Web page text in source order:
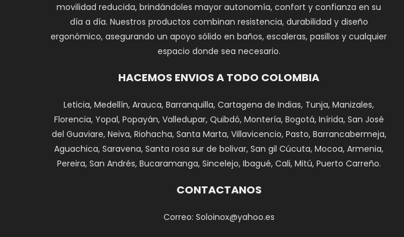
movilidad reducida, brindándoles mayor autonomía, confort y confianza en su
día a día. Nuestros productos combinan resistencia, durabilidad y diseño
ergonómico, asegurando un apoyo sólido en baños, escaleras, pasillos y cualquier
espacio donde sea necesario.
HACEMOS ENVIOS A TODO COLOMBIA
Leticia, Medellín, Arauca, Barranquilla, Cartagena de Indias, Tunja, Manizales,
Florencia, Yopal, Popayán, Valledupar, Quibdó, Montería, Bogotá, Inírida, San José
del Guaviare, Neiva, Riohacha, Santa Marta, Villavicencio, Pasto, Barrancabermeja,
Aguachica, Saravena, Santa rosa sur de bolivar, San gil Cúcuta, Mocoa, Armenia,
Pereira, San Andrés, Bucaramanga, Sincelejo, Ibagué, Cali, Mitú, Puerto Carreño.
CONTACTANOS
Correo: Soloinox@yahoo.es